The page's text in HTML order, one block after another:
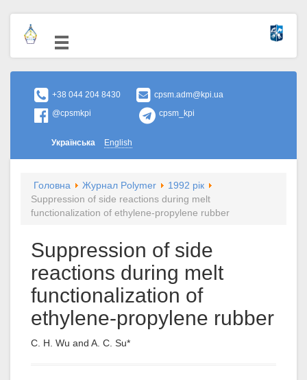
+38 044 204 8430
cpsm.adm@kpi.ua
@cpsmkpi
cpsm_kpi
Українська English
Головна Журнал Polymer
1992 рік
Suppression of side reactions during melt
functionalization of ethylene-propylene rubber
Suppression of side
reactions during melt
functionalization of
ethylene-propylene rubber
C. H. Wu and A. C. Su*